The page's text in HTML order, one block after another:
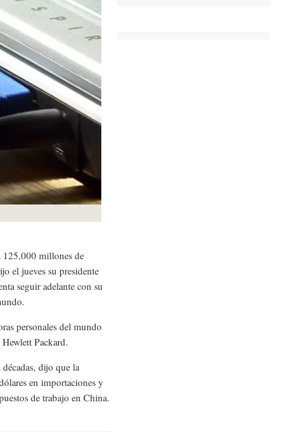
125,000 millones de
el jueves su presidente
seguir adelante con su
personales del mundo
Packard.
dijo que la
en importaciones y
de trabajo en China.